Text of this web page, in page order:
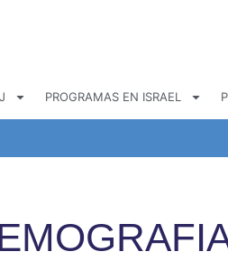
PROGRAMAS EN ISRAEL